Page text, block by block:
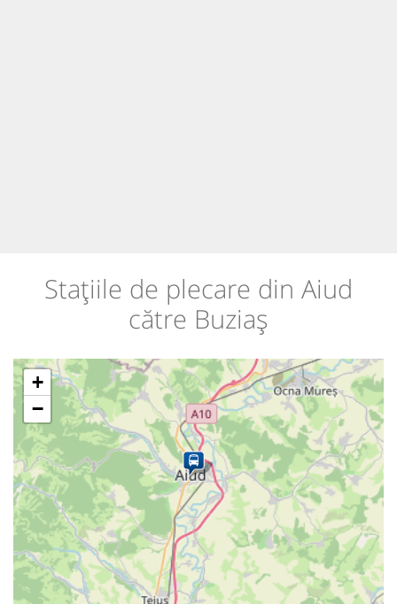
Stațiile de plecare din Aiud
către Buziaș
+
−